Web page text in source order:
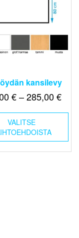
kansilevy
€ – 285,00€
VALITSE